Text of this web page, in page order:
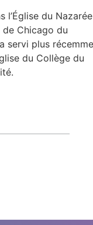
l’Église du
de Chicago du
servi plus
du Collège du